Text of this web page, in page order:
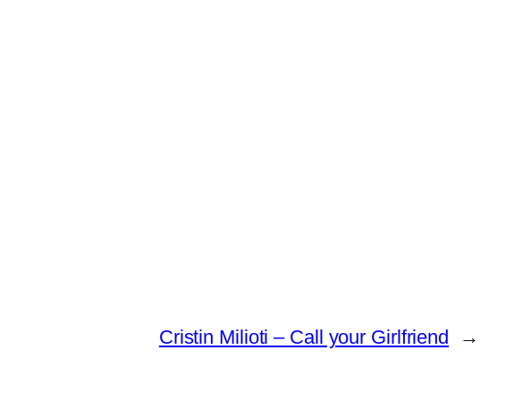
Cristin Milioti – Call your Girlfriend →